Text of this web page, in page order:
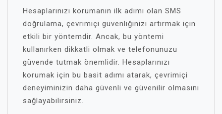
Hesaplarınızı korumanın ilk adımı olan SMS
doğrulama, çevrimiçi güvenliğinizi artırmak için
etkili bir yöntemdir. Ancak, bu yöntemi
kullanırken dikkatli olmak ve telefonunuzu
güvende tutmak önemlidir. Hesaplarınızı
korumak için bu basit adımı atarak, çevrimiçi
deneyiminizin daha güvenli ve güvenilir olmasını
sağlayabilirsiniz.